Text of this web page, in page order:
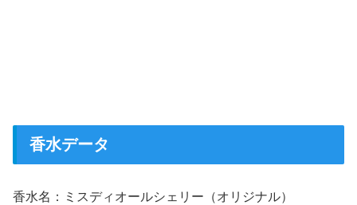
香水データ
香水名：ミスディオールシェリー（オリジナル）